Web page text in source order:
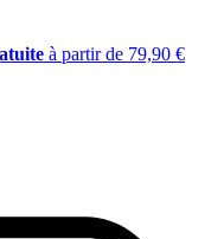
à partir de 79,90 €